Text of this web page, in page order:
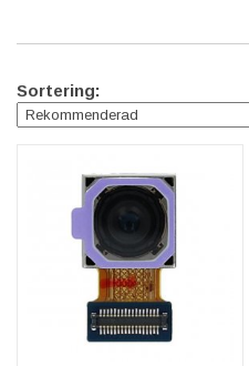
Sortering: